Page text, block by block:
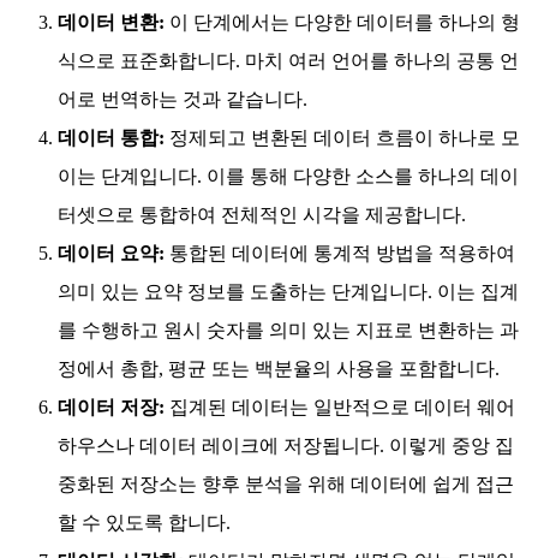
데이터 변환: 이 단계에서는 다양한 데이터를 하나의 형
식으로 표준화합니다. 마치 여러 언어를 하나의 공통 언
어로 번역하는 것과 같습니다.
데이터 통합: 정제되고 변환된 데이터 흐름이 하나로 모
이는 단계입니다. 이를 통해 다양한 소스를 하나의 데이
터셋으로 통합하여 전체적인 시각을 제공합니다.
데이터 요약: 통합된 데이터에 통계적 방법을 적용하여
의미 있는 요약 정보를 도출하는 단계입니다. 이는 집계
를 수행하고 원시 숫자를 의미 있는 지표로 변환하는 과
정에서 총합, 평균 또는 백분율의 사용을 포함합니다.
데이터 저장: 집계된 데이터는 일반적으로 데이터 웨어
하우스나 데이터 레이크에 저장됩니다. 이렇게 중앙 집
중화된 저장소는 향후 분석을 위해 데이터에 쉽게 접근
할 수 있도록 합니다.